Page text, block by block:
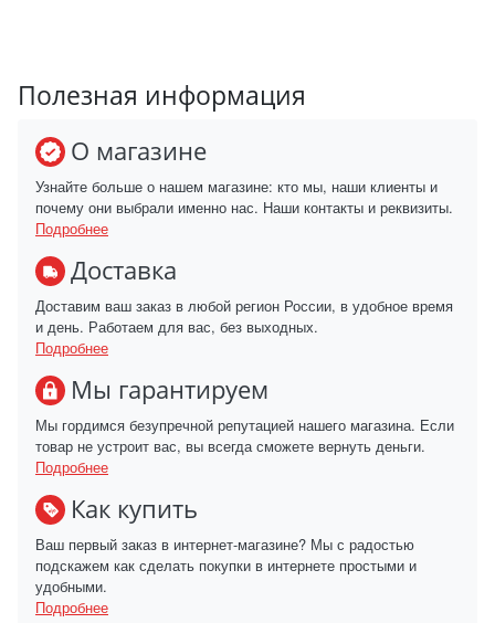
Полезная информация
О магазине
Узнайте больше о нашем магазине: кто мы, наши клиенты и
почему они выбрали именно нас. Наши контакты и реквизиты.
Подробнее
Доставка
Доставим ваш заказ в любой регион России, в удобное время
и день. Работаем для вас, без выходных.
Подробнее
Мы гарантируем
Мы гордимся безупречной репутацией нашего магазина. Если
товар не устроит вас, вы всегда сможете вернуть деньги.
Подробнее
Как купить
Ваш первый заказ в интернет-магазине? Мы с радостью
подскажем как сделать покупки в интернете простыми и
удобными.
Подробнее